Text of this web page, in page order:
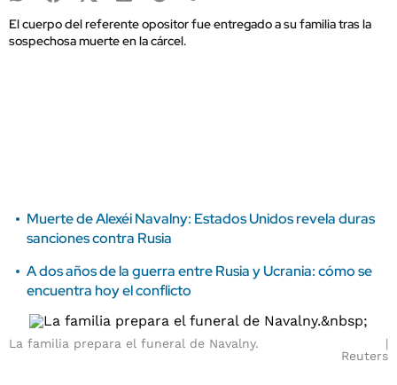
El cuerpo del referente opositor fue entregado a su familia tras la
sospechosa muerte en la cárcel.
Muerte de Alexéi Navalny: Estados Unidos revela duras
sanciones contra Rusia
A dos años de la guerra entre Rusia y Ucrania: cómo se
encuentra hoy el conflicto
La familia prepara el funeral de Navalny.
Reuters